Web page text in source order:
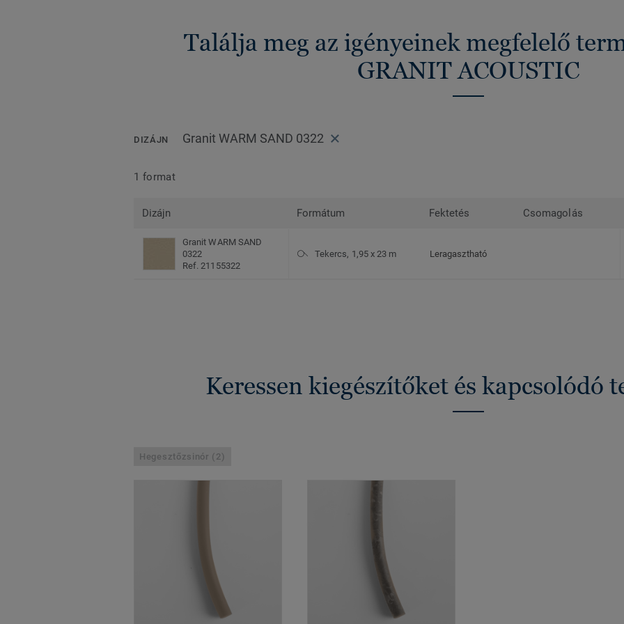
Találja meg az igényeinek megfelelő
GRANIT ACOUSTIC
DIZÁJN Granit WARM SAND 0322
1 format
Dizájn Formátum Fektetés Csomagolás
Granit WARM SAND
0322
Ref. 21155322
Tekercs, 1,95 x 23 m Leragasztható
Keressen kiegészítőket és kapcsolódó
Hegesztőzsinór (2)